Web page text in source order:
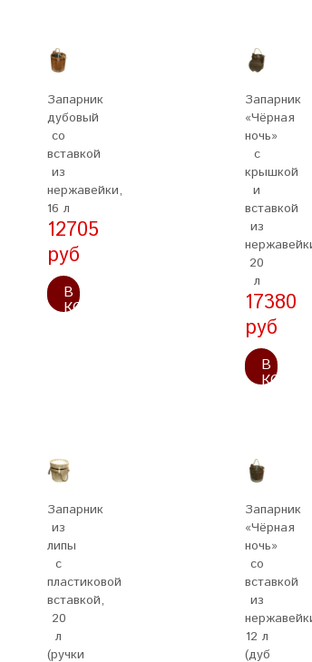
Запарник
дубовый
со
вставкой
из
нержавейки,
16 л
12705
руб
В
КОРЗИНУ
Запарник
«Чёрная
ночь»
с
крышкой
и
вставкой
из
20
л
17380
руб
В
Запарник
из
липы
с
пластиковой
вставкой,
20
л
(ручки
Запарник
«Чёрная
ночь»
со
вставкой
из
12 л
(дуб